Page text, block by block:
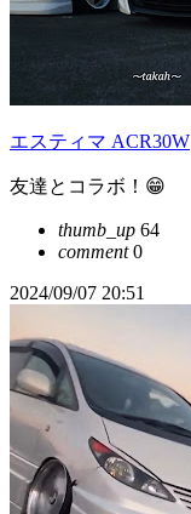
エスティマ ACR30W
友達とコラボ！😁
thumb_up 64
comment0
2024/09/07 20:51